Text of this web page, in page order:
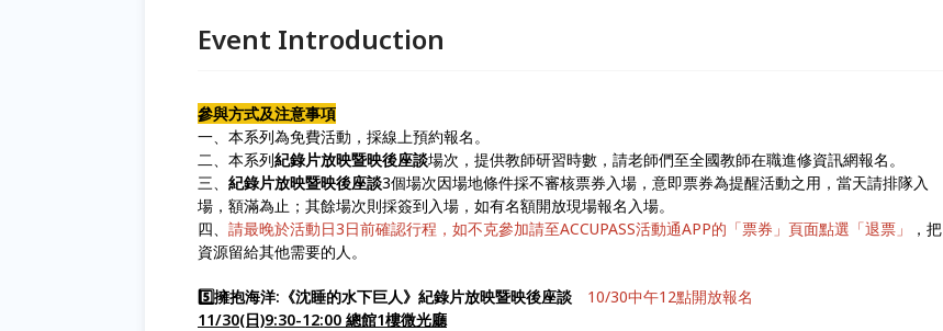
Event Introduction
參與方式及注意事項
一、本系列為免費活動，採線上預約報名。
二、本系列紀錄片放映暨映後座談場次，提供教師研習時數，請老師們至全國教師在職進修資訊網報名。
三、 紀錄片放映暨映後座談3個場次因場地條件採不審核票券入場，意即票券為提醒活動之用，當天請排隊入
場，額滿為止；其餘場次則採簽到入場，如有名額開放現場報名入場。
四、 請最晚於活動日3日前確認行程，如不克參加請至ACCUPASS活動通APP的「票券」頁面點選「退票」
，把
資源留給其他需要的人。
5️⃣擁抱海洋:《沈睡的水下巨人》紀錄片放映暨映後座談 10/30中午12點開放報名
11/30(日)9:30-12:00 總館1樓微光廳